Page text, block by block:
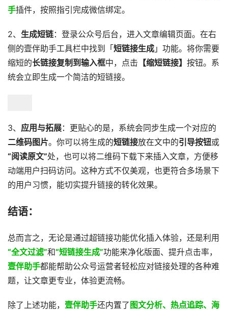
手插件，按照指引完成微信绑定。
2、 生成短链：登录公众号后台，进入文章编辑页面。在右
侧的壹伴助手工具栏中找到「 短链接生成 」功能。将你需要
缩短的长链接复制到输入框中，点击 【缩短链接】 按钮。系
统会立即生成一个简洁的短链接。
3、 应用与拓展：更贴心的是，系统会同步生成一个对应的
二维码图片。你可以将生成的短链接放在文中的引导按钮或
“阅读原文”处，也可以将二维码下载下来插入文章，方便移
动端用户扫码访问。这种方式不仅美观，也更符合多场景下
的用户习惯，能切实提升链接的转化效果。
结语：
总而言之，无论是通过超链接功能优化插入体验，还是利用
“全文过滤”和“短链接生成”功能来净化版面、提升点击率，
壹伴助手都能帮助公众号运营者轻松应对链接处理的各种难
题，让文章更专业，体验更流畅。
除了上述功能， 壹伴助手还内置了 图文分析、热点追踪、海